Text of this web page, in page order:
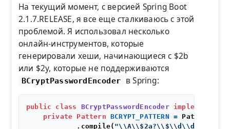
На текущий момент, с версией Spring Boot
2.1.7.RELEASE, я все еще сталкиваюсь с этой
проблемой. Я использовал несколько
онлайн-инструментов, которые
генерировали хеши, начинающиеся с $2b
или $2y, которые не поддерживаются
BCryptPasswordEncoder в Spring:
public class BCryptPasswordEncoder implements
private Pattern BCRYPT_PATTERN = Pattern
            .compile(
"\\A\\$2a?\\$\\d\\d\\$[./0-